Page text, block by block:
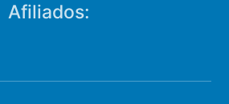
Afiliados: